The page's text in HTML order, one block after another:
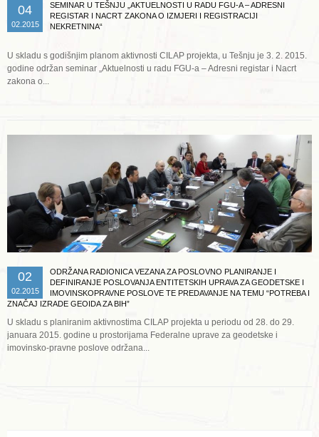
04
02.2015
SEMINAR U TEŠNJU „AKTUELNOSTI U RADU FGU-A – ADRESNI
REGISTAR I NACRT ZAKONA O IZMJERI I REGISTRACIJI
NEKRETNINA“
U skladu s godišnjim planom aktivnosti CILAP projekta, u Tešnju je 3. 2. 2015.
godine održan seminar „Aktuelnosti u radu FGU-a – Adresni registar i Nacrt
zakona o...
02
02.2015
ODRŽANA RADIONICA VEZANA ZA POSLOVNO PLANIRANJE I
DEFINIRANJE POSLOVANJA ENTITETSKIH UPRAVA ZA GEODETSKE I
IMOVINSKOPRAVNE POSLOVE TE PREDAVANJE NA TEMU “POTREBA I
ZNAČAJ IZRADE GEOIDA ZA BIH”
U skladu s planiranim aktivnostima CILAP projekta u periodu od 28. do 29.
januara 2015. godine u prostorijama Federalne uprave za geodetske i
imovinsko-pravne poslove održana...